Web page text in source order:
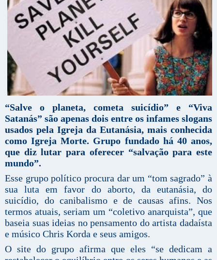
“Salve o planeta, cometa suicídio” e “Viva
Satanás” são apenas dois entre os infames slogans
usados ​​pela Igreja da Eutanásia, mais conhecida
como Igreja Morte. Grupo fundado há 40 anos,
que diz lutar para oferecer “salvação para este
mundo”.
Esse grupo político procura dar um “tom sagrado” à
sua luta em favor do aborto, da eutanásia, do
suicídio, do canibalismo e de causas afins. Nos
termos atuais, seriam um “coletivo anarquista”, que
baseia suas ideias no pensamento do artista dadaísta
e músico Chris Korda e seus amigos.
O site do grupo afirma que eles “se dedicam a